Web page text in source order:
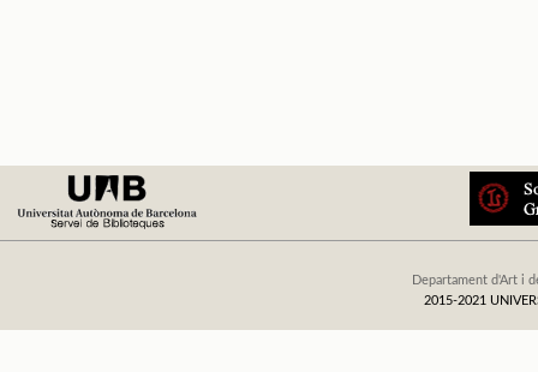
Departament d'Art i
2015-2021